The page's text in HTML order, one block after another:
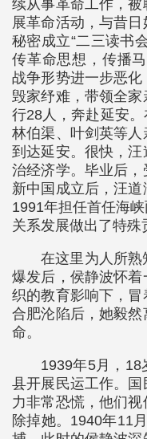
续从事革命工作，
展革命活动，与昔
秘密成立“二三读书
传革命思想，传播
战争形势进一步恶
毁家纾难，带领全
行28人，奔赴延安
林伯渠、叶剑英等
到达延安。很快，
治经济学。毕业后，
新中国成立后，汪道
1991年担任首任海
关系发展做出了特殊
在这里为人所
爆发后，侯静波怀
织的教育影响下，冒
合肥沦陷后，她毅
命。
1939年5月，18
县开展民运工作。
力非常恐慌，他们
除掉她。1940年11